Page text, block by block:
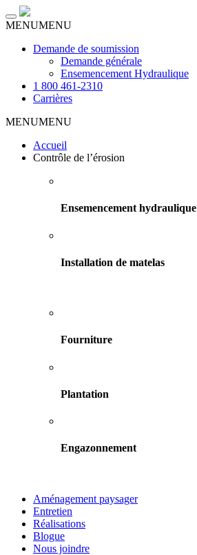
Toggle
navigation
MENUMENU
Demande de soumission
Demande générale
Ensemencement Hydraulique
1 800 461-2310
Carrières
MENUMENU
Accueil
Contrôle de l’érosion
Ensemencement hydraulique
Installation de matelas
Fourniture
Plantation
Engazonnement
Aménagement paysager
Entretien
Réalisations
Blogue
Nous joindre